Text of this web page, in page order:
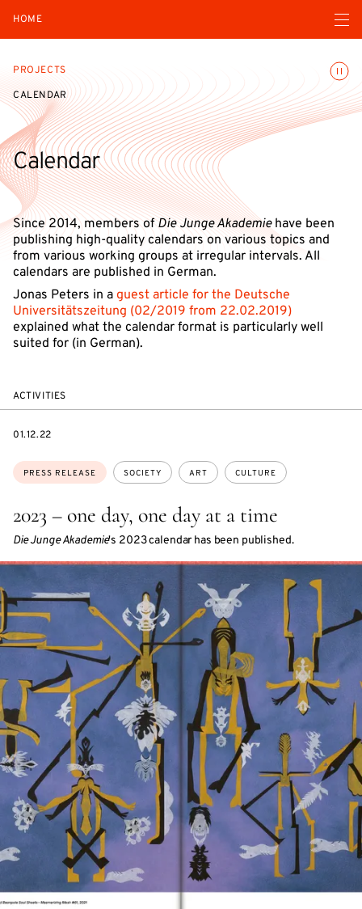
HOME Open
PROJECTS
CALENDAR
Calendar
Since 2014, members ofDie Junge Akademiehave been
publishing high-quality calendars on various topics and
from various working groups at irregular intervals. All
calendars are published in German.
Jonas Peters in a guest article for the Deutsche
Universitätszeitung (02/2019 from 22.02.2019)
explained what the calendar format is particularly well
suited for (in German).
ACTIVITIES
2023 – one day, one day at a time
Die Junge Akademie's 2023 calendar has been published.
Topics:
PRESS RELEASE SOCIETY ART CULTURE
DATE
01.12.22